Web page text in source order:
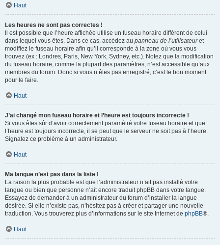
Haut
Les heures ne sont pas correctes !
Il est possible que l’heure affichée utilise un fuseau horaire différent de celui
dans lequel vous êtes. Dans ce cas, accédez au panneau de l’utilisateuret
modifiez le fuseau horaire afin qu’il corresponde à la zone où vous vous
trouvez (ex : Londres, Paris, New York, Sydney, etc.). Notez que la modification
du fuseau horaire, comme la plupart des paramètres, n’est accessible qu’aux
membres du forum. Donc si vous n’êtes pas enregistré, c’est le bon moment
pour le faire.
Haut
J’ai changé mon fuseau horaire et l’heure est toujours incorrecte !
Si vous êtes sûr d’avoir correctement paramétré votre fuseau horaire et que
l’heure est toujours incorrecte, il se peut que le serveur ne soit pas à l’heure.
Signalez ce problème à un administrateur.
Haut
Ma langue n’est pas dans la liste !
La raison la plus probable est que l’administrateur n’ait pas installé votre
langue ou bien que personne n’ait encore traduit phpBB dans votre langue.
Essayez de demander à un administrateur du forum d’installer la langue
désirée. Si elle n’existe pas, n’hésitez pas à créer et partager une nouvelle
traduction. Vous trouverez plus d’informations sur le site Internet de phpBB®.
Haut